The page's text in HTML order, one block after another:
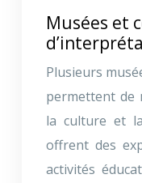
Musées et
Plusieurs
permettent de
la culture et
offrent des
activités